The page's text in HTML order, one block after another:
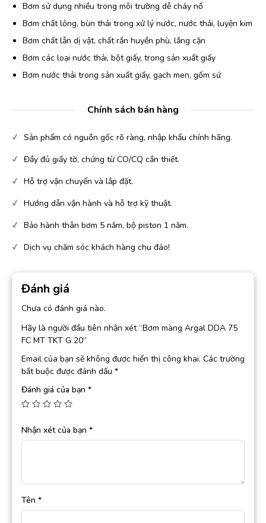
Bơm sử dụng nhiều trong môi trường dễ cháy nổ
Bơm chất lỏng, bùn thải trong xử lý nước, nước thải, luyện kim
Bơm chất lẫn dị vật, chất rắn huyền phù, lắng cặn
Bơm các loại nước thải, bột giấy, trong sản xuất giấy
Bơm nước thải trong sản xuất giấy, gạch men, gốm sứ
Chính sách bán hàng
Sản phẩm có nguồn gốc rõ ràng, nhập khẩu chính hãng.
Đầy đủ giấy tờ, chứng từ CO/CQ cần thiết.
Hỗ trợ vận chuyển và lắp đặt.
Hướng dẫn vận hành và hỗ trợ kỹ thuật.
Bảo hành thân bơm 5 năm, bộ piston 1 năm.
Dịch vụ chăm sóc khách hàng chu đáo!
Đánh giá
Chưa có đánh giá nào.
Hãy là người đầu tiên nhận xét “Bơm màng Argal DDA 75
FC MT TKT G 20”
Email của bạn sẽ không được hiển thị công khai. Các trường
bắt buộc được đánh dấu *
Đánh giá của bạn *
Nhận xét của bạn *
Tên *